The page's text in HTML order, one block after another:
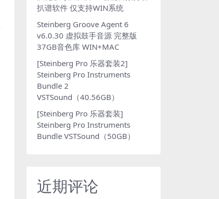
扒谱软件 仅支持WIN系统
Steinberg Groove Agent 6
v6.0.30 虚拟鼓手音源 完整版
37GB音色库 WIN+MAC
[Steinberg Pro 乐器套装2]
Steinberg Pro Instruments
Bundle 2
VSTSound（40.56GB）
[Steinberg Pro 乐器套装]
Steinberg Pro Instruments
Bundle VSTSound（50GB）
近期评论